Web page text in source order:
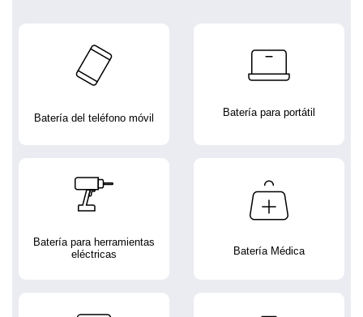
Batería del teléfono móvil Batería para portátil
Batería para herramientas
eléctricas
Batería Médica